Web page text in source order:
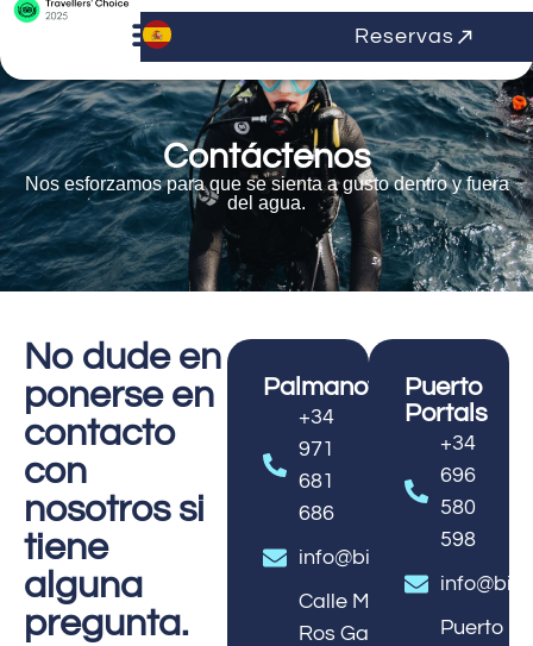
Reservas
Contáctenos
Nos esforzamos para que se sienta a gusto dentro y fuera
del agua.
No dude en
ponerse en
contacto
con
nosotros si
tiene
alguna
pregunta.
Palmanova
+34
971
681
686
info@bigbluediving.net
Calle Martín
Ros García,
Puerto
Portals
+34
696
580
598
Puerto